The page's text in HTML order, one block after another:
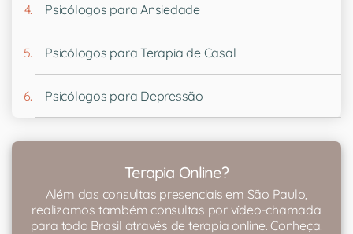
Psicólogos para Ansiedade
Psicólogos para Terapia de Casal
Psicólogos para Depressão
Terapia Online?
Além das consultas presenciais em São Paulo,
realizamos também consultas por vídeo-chamada
para todo Brasil através de terapia online. Conheça!